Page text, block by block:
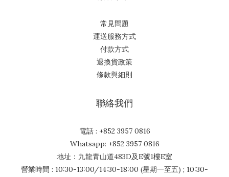
常見問題
運送服務方式
付款方式
退換貨政策
條款與細則
聯絡我們
電話 : +852 3957 0816
Whatsapp: +852 3957 0816
地址：九龍青山道483D及E號1樓E室
營業時間 : 10:30-13:00/14:30-18:00 (星期一至五) ; 10:30-